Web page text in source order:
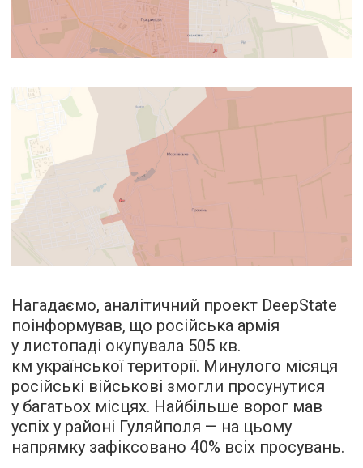
Нагадаємо, аналітичний проект DeepState
поінформував, що російська армія
у листопаді окупувала 505 кв.
км української території. Минулого місяця
російські військові змогли просунутися
у багатьох місцях. Найбільше ворог мав
успіх у районі Гуляйполя — на цьому
напрямку зафіксовано 40% всіх просувань.